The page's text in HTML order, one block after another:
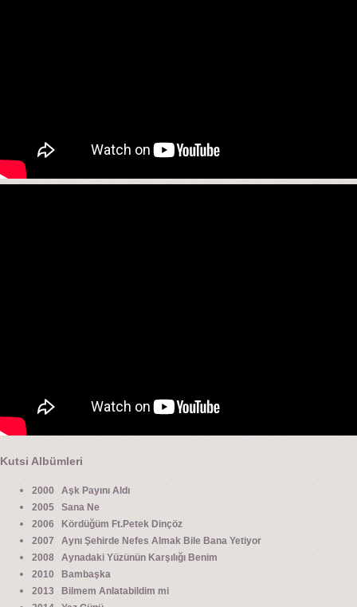
Kutsi Albümleri
2000 Aşk Payını Aldı
2005 Sana Ne
2006 Kördüğüm Ft.Petek Dinçöz
2007 Aynı Şehirde Nefes Almak Bile Bana Yetiyor
2008 Aynadaki Yüzünün Karşılığı Benim
2010 Bambaşka
2013 Bilmem Anlatabildim mi